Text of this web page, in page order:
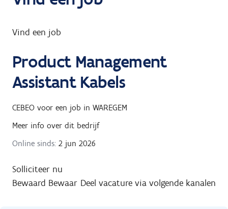
u
n
a
r
Vind een job
Product Management
Assistant Kabels
CEBEO voor een job in WAREGEM
Meer info over dit bedrijf
Online sinds: 2 jun 2026
Solliciteer nu
Bewaard Bewaar Deel vacature via volgende kanalen